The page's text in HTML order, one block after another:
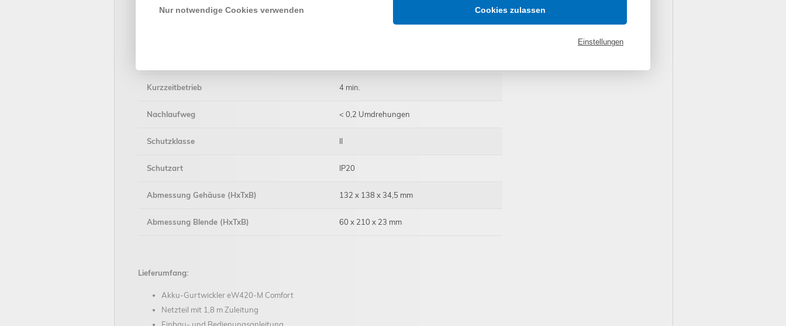
Wickelkapazität
Kurzzeitbetrieb 4 min.
Nachlaufweg < 0,2 Umdrehungen
Schutzklasse II
Schutzart IP20
Abmessung Gehäuse (HxTxB) 132 x 138 x 34,5 mm
Abmessung Blende (HxTxB) 60 x 210 x 23 mm
Lieferumfang:
Akku-Gurtwickler eW420-M Comfort
Netzteil mit 1,8 m Zuleitung
Nur notwendige Cookies verwenden Cookies zulassen
Einstellungen